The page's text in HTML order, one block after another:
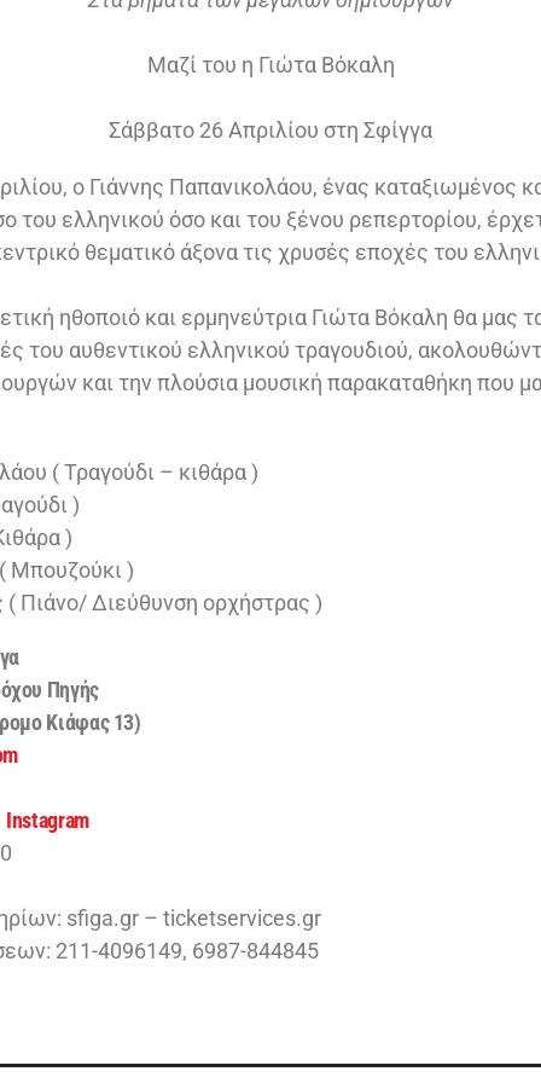
Μαζί του η Γιώτα Βόκαλη
Σάββατο 26 Απριλίου στη Σφίγγα
ο Γιάννης Παπανικολάου, ένας καταξιωμένος
του ελληνικού όσο και του ξένου ρεπερτορίου,
θεματικό άξονα τις χρυσές εποχές του
ηθοποιό και ερμηνεύτρια Γιώτα Βόκαλη θα μας
του αυθεντικού ελληνικού τραγουδιού,
και την πλούσια μουσική παρακαταθήκη που
( Τραγούδι – κιθάρα )
)
)
Μπουζούκι )
( Πιάνο/ Διεύθυνση ορχήστρας )
Πηγής
Κιάφας 13)
Instagram
sfiga.gr – ticketservices.gr
211-4096149, 6987-844845